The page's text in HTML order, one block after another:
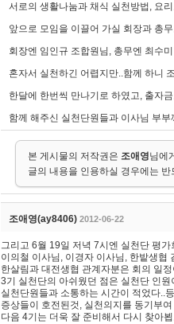
서로의 생활나눔과 채식 실천방법, 요
앞으로 모임을 이끌어 가실 회장과 총
회장엔 임인규 조합원님, 총무엔 최수
혼자서 실천하긴 어렵지만..함께 하니
한달에 한번씩 만나기로 하였고, 출자
함께 해주신 실천단원들과 이사님 부
본 게시물의 저작권은 조애영님에
글의 내용을 인용하실 경우에는
조애영(ay8406) 2012-06-22
그리고 6월 19일 저녁 7시엔 실천단 평
이의철 이사님, 이경자 이사님, 한밭생협
한살림과 대전생협 관계자분은 회의 일
3기 실천단의 아쉬웠던 점은 실천단 인
실천단원들과 소통하는 시간이 적었다..
증상들이 호전된것, 실천의지를 동기부
다음 4기는 더욱 잘 준비해서 다시 찾아